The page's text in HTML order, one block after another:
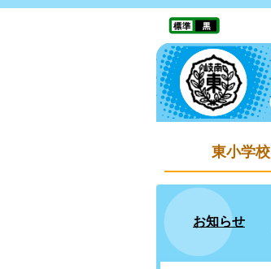
東小学校
お知らせ